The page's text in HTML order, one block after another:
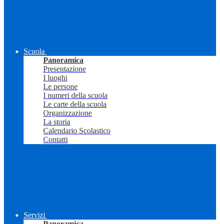
Scuola
Panoramica
Presentazione
I luoghi
Le persone
I numeri della scuola
Le carte della scuola
Organizzazione
La storia
Calendario Scolastico
Contatti
Servizi